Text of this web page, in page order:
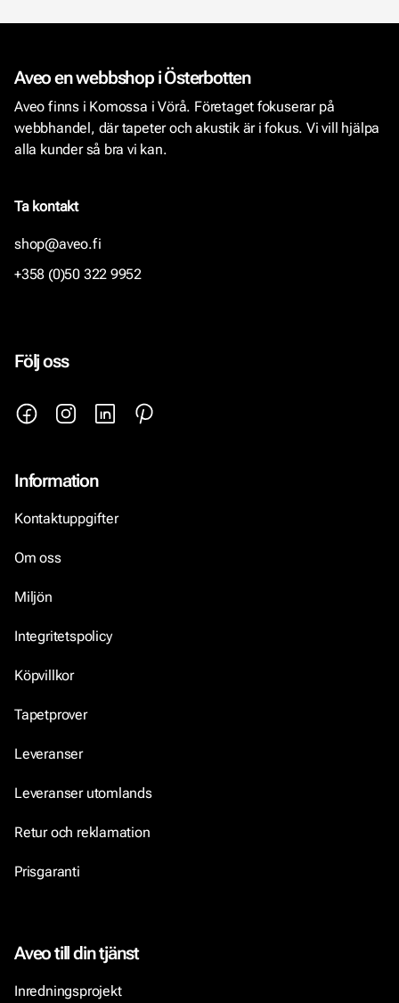
Aveo en webbshop i Österbotten
Aveo finns i Komossa i Vörå. Företaget fokuserar på
webbhandel, där tapeter och akustik är i fokus. Vi vill hjälpa
alla kunder så bra vi kan.
Ta kontakt
shop@aveo.fi
+358 (0)50 322 9952
Följ oss
Information
Kontaktuppgifter
Om oss
Miljön
Integritetspolicy
Köpvillkor
Tapetprover
Leveranser
Leveranser utomlands
Retur och reklamation
Prisgaranti
Aveo till din tjänst
Inredningsprojekt